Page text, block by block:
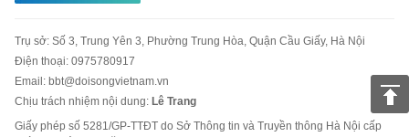
Trụ sở: Số 3, Trung Yên 3, Phường Trung Hòa, Quận Cầu Giấy, Hà Nội
Điện thoại: 0975780917
Email : bbt@doisongvietnam.vn
Chịu trách nhiệm nội dung: Lê Trang
Giấy phép số 5281/GP-TTĐT do Sở Thông tin và Truyền thông Hà Nội cấp